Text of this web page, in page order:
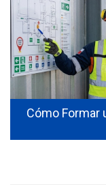
Cómo Formar